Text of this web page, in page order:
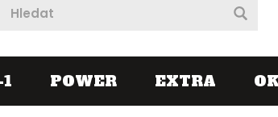
POWER EXTRA